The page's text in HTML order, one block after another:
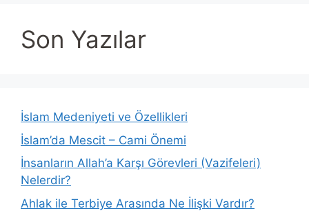
Son Yazılar
İslam Medeniyeti ve Özellikleri
İslam’da Mescit – Cami Önemi
İnsanların Allah’a Karşı Görevleri (Vazifeleri)
Nelerdir?
Ahlak ile Terbiye Arasında Ne İlişki Vardır?